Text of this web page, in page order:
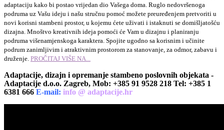
adaptaciju kako bi postao vrijedan dio Vašega doma. Ruglo nedovršenoga
podruma uz Vašu ideju i našu stručnu pomoć možete preuređenjem pretvoriti u
novi korisni stambeni prostor, u kojemu ćete uživati i istaknuti se domišljatošću
dizajna. Mnoštvo kreativnih ideja pomoći će Vam u dizajnu i planiranju
podruma višenamjenskoga karaktera. Spojite ugodno sa korisnim i učinite
podrum zanimljivim i atraktivnim prostorom za stanovanje, za odmor, zabavu i
druženje. PROČITAJ VIŠE NA...
Adaptacije, dizajn i opremanje stambeno poslovnih objekata -
Adaptacije d.o.o. Zagreb, Mob: +385 91 9528 218 Tel: +385 1
6381 666 E-mail: info @ adaptacije.hr